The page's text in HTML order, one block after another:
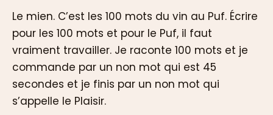
Le mien. C’est les 100 mots du vin au Puf. Écrire
pour les 100 mots et pour le Puf, il faut
vraiment travailler. Je raconte 100 mots et je
commande par un non mot qui est 45
secondes et je finis par un non mot qui
s’appelle le Plaisir.